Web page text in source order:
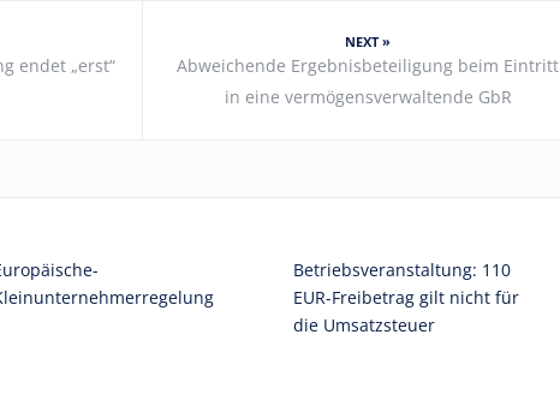
endet „erst“
NEXT »
Abweichende Ergebnisbeteiligung beim Eintritt
in eine vermögensverwaltende GbR
Betriebsveranstaltung: 110
EUR-Freibetrag gilt nicht für
die Umsatzsteuer